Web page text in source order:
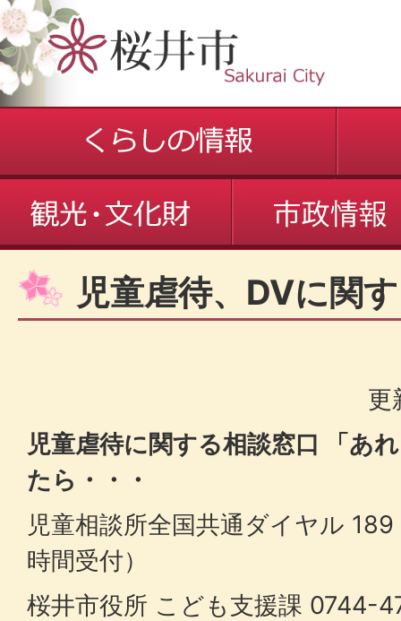
児童虐待、DVに関
更
児童虐待に関する相談窓口
「あ
たら・・・
児童相談所全国共通ダイヤル
時間受付）
桜井市役所 こども支援課 0744-